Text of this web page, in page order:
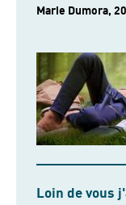
Marie Dumora,
Loin de vous